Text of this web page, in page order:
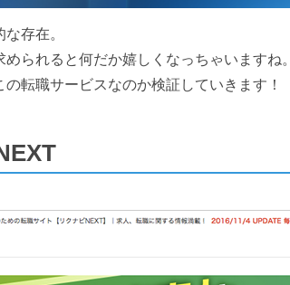
存在。
られると何だか嬉しくなっちゃいますね。
転職サービスなのか検証していきます！